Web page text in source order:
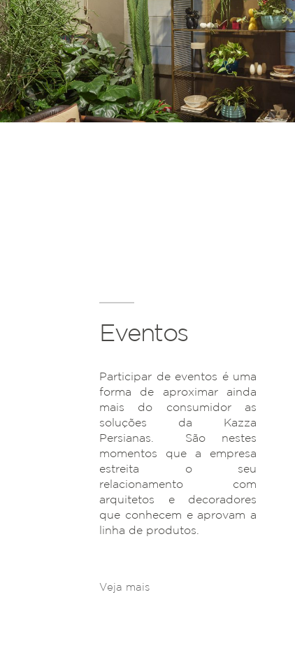
Eventos
Participar de eventos é uma
forma de aproximar ainda
mais do consumidor as
soluções da Kazza
Persianas. São nestes
momentos que a empresa
estreita o seu
relacionamento com
arquitetos e decoradores
que conhecem e aprovam a
linha de produtos.
Veja mais